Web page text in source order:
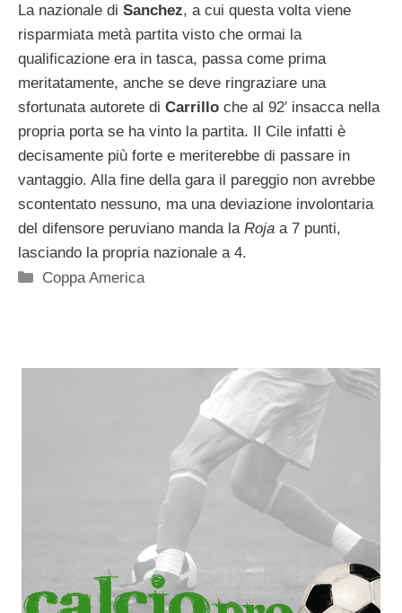
La nazionale di Sanchez, a cui questa volta viene
risparmiata metà partita visto che ormai la
qualificazione era in tasca, passa come prima
meritatamente, anche se deve ringraziare una
sfortunata autorete di Carrillo che al 92′ insacca nella
propria porta se ha vinto la partita. Il Cile infatti è
decisamente più forte e meriterebbe di passare in
vantaggio. Alla fine della gara il pareggio non avrebbe
scontentato nessuno, ma una deviazione involontaria
del difensore peruviano manda la Roja a 7 punti,
lasciando la propria nazionale a 4.
Categorie
Coppa America